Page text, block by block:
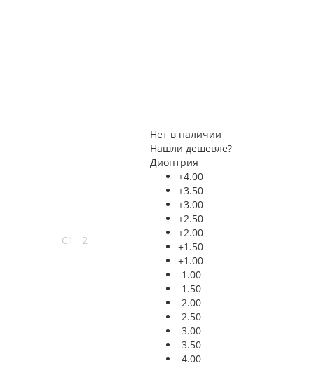
Нет в наличии
Нашли дешевле?
Диоптрия
+4.00
+3.50
+3.00
+2.50
+2.00
+1.50
+1.00
-1.00
-1.50
-2.00
-2.50
-3.00
-3.50
-4.00